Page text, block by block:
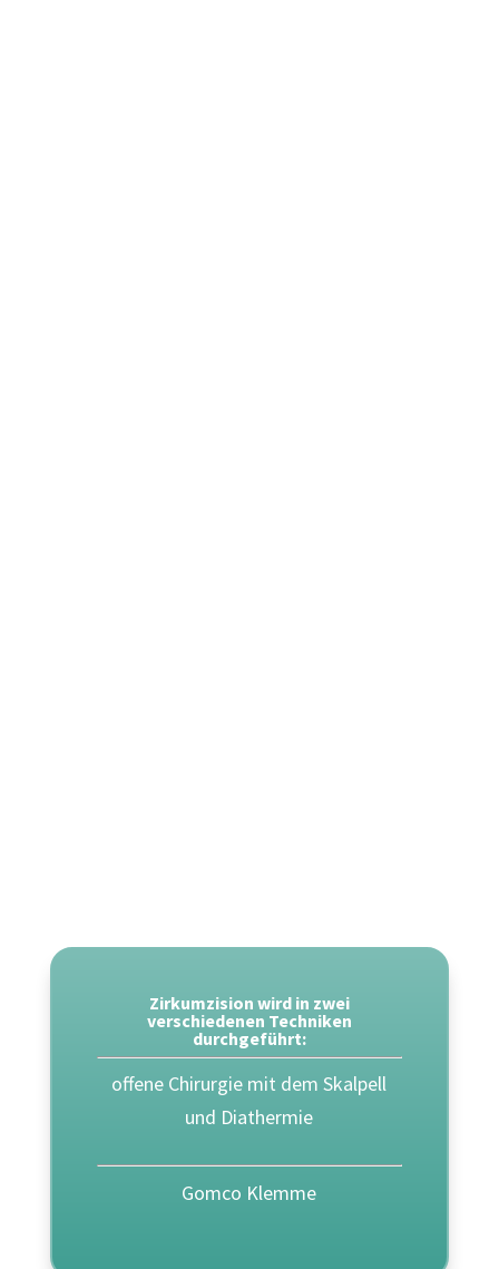
Zirkumzision wird in zwei
verschiedenen Techniken
durchgeführt:
offene Chirurgie mit dem Skalpell
und Diathermie
Gomco Klemme